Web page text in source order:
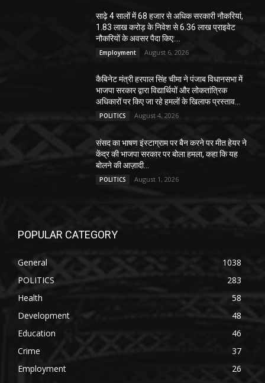
साढ़े 4 सालों में 68 हजार से अधिक सरकारी नौकरियां,
1.83 लाख करोड़ के निवेश से 6.36 लाख प्राइवेट
नौकरियों के अवसर पैदा किए:...
Employment August 6, 2026
कैबिनेट मंत्री हरपाल सिंह चीमा ने पंजाब विधानसभा में
भाजपा सरकार द्वारा विद्यार्थियों और लोकतांत्रिक
अधिकारों पर किए जा रहे हमलों के खिलाफ प्रस्ताव...
POLITICS August 4, 2026
संसद का भाषण इंस्टाग्राम पर बैन करने पर मीत हेयर ने
केंद्र की भाजपा सरकार पर बोला हमला, कहा कि यह
बोलने की आज़ादी...
POLITICS August 1, 2026
POPULAR CATEGORY
General
1038
POLITICS
283
Health
58
Development
48
Education
46
Crime
37
Employment
26